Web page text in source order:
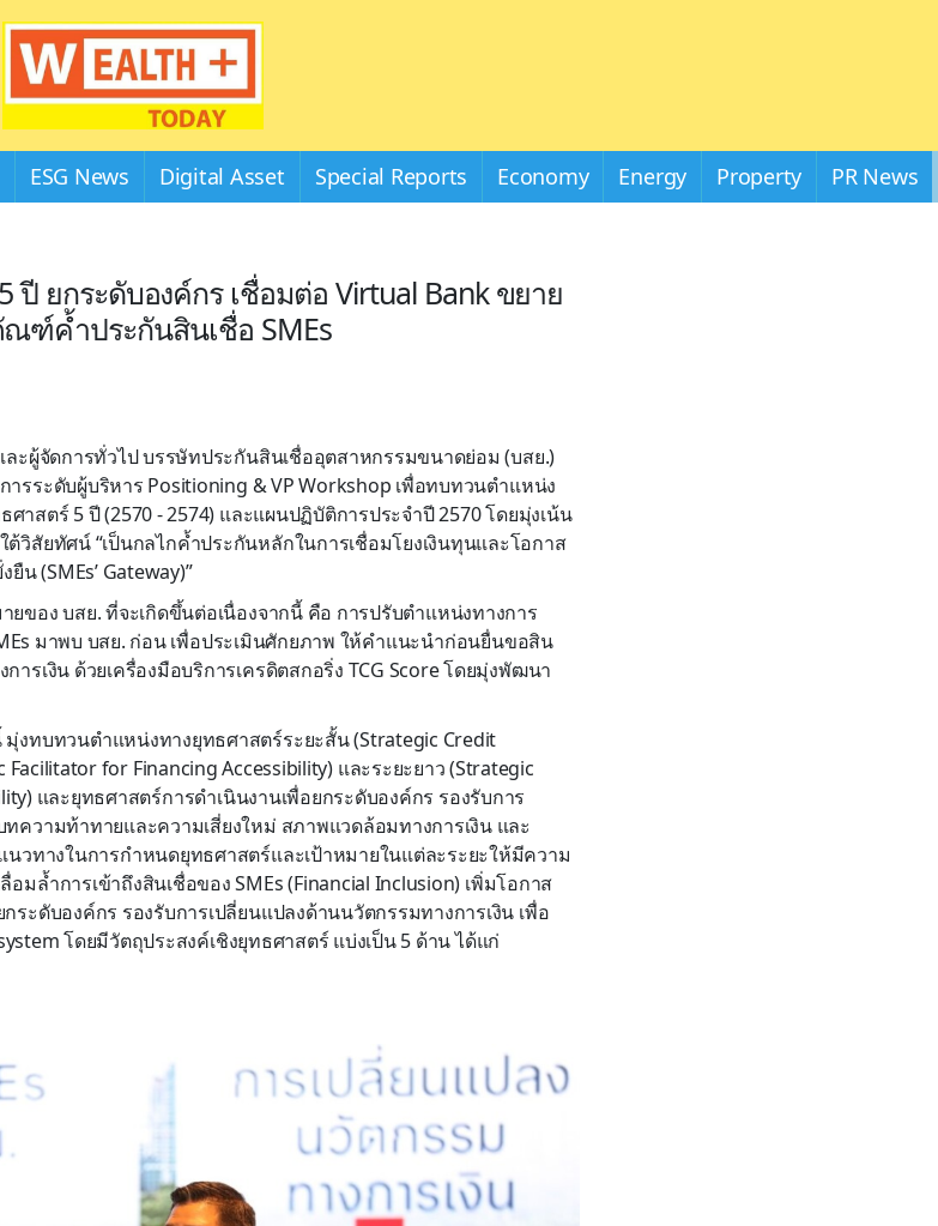
ESG News Digital Asset Special Reports Economy Energy Property PR News
ยกระดับองค์กร เชื่อมต่อ Virtual Bank ขยาย
ฑ์ค้ำประกันสินเชื่อ SMEs
ะผู้จัดการทั่วไป บรรษัทประกันสินเชื่ออุตสาหกรรมขนาดย่อม (บสย.)
ารระดับผู้บริหาร Positioning & VP Workshop เพื่อทบทวนตำแหน่ง
าสตร์ 5 ปี (2570 - 2574) และแผนปฏิบัติการประจำปี 2570 โดยมุ่งเน้น
วิสัยทัศน์ “เป็นกลไกค้ำประกันหลักในการเชื่อมโยงเงินทุนและโอกาส
น (SMEs’ Gateway)”
ยของ บสย. ที่จะเกิดขึ้นต่อเนื่องจากนี้ คือ การปรับตำแหน่งทางการ
มาพบ บสย. ก่อน เพื่อประเมินศักยภาพ ให้คำแนะนำก่อนยื่นขอสิน
ารเงิน ด้วยเครื่องมือบริการเครดิตสกอริ่ง TCG Score โดยมุ่งพัฒนา
งทบทวนตำแหน่งทางยุทธศาสตร์ระยะสั้น (Strategic Credit
Facilitator for Financing Accessibility) และระยะยาว (Strategic
และยุทธศาสตร์การดำเนินงานเพื่อยกระดับองค์กร รองรับการ
ความท้าทายและความเสี่ยงใหม่ สภาพแวดล้อมทางการเงิน และ
นวทางในการกำหนดยุทธศาสตร์และเป้าหมายในแต่ละระยะให้มีความ
มล้ำการเข้าถึงสินเชื่อของ SMEs (Financial Inclusion) เพิ่มโอกาส
ระดับองค์กร รองรับการเปลี่ยนแปลงด้านนวัตกรรมทางการเงิน เพื่อ
โดยมีวัตถุประสงค์เชิงยุทธศาสตร์ แบ่งเป็น 5 ด้าน ได้แก่